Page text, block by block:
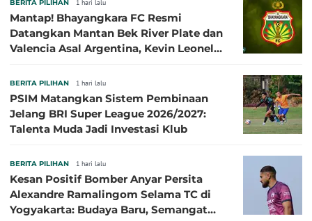
BERITA PILIHAN 1 hari lalu
Mantap! Bhayangkara FC Resmi
Datangkan Mantan Bek River Plate dan
Valencia Asal Argentina, Kevin Leonel
BERITA PILIHAN 1 hari lalu
PSIM Matangkan Sistem Pembinaan
Jelang BRI Super League 2026/2027:
Talenta Muda Jadi Investasi Klub
BERITA PILIHAN 1 hari lalu
Kesan Positif Bomber Anyar Persita
Alexandre Ramalingom Selama TC di
Yogyakarta: Budaya Baru, Semangat